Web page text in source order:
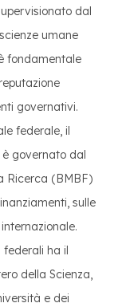
dal
umane
fondamentale
governativi.
federale, il
governato dal
Ricerca (BMBF)
sulle
federali ha il
della Scienza,
e dei